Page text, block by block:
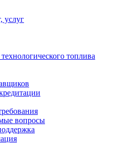
услуг
топлива
вопросы